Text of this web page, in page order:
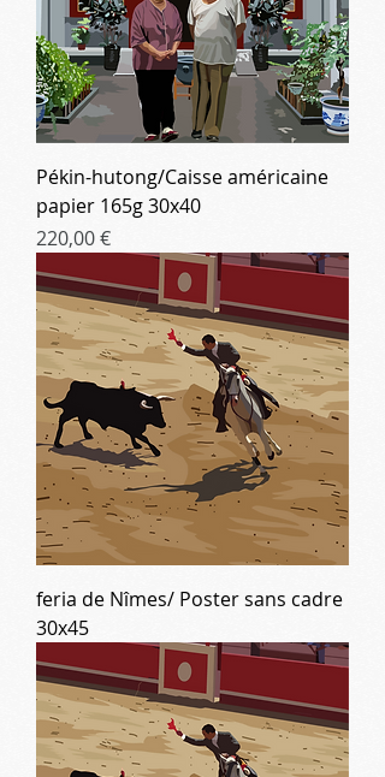
Pékin-hutong/Caisse américaine
papier 165g 30x40
Prix
220,00 €
feria de Nîmes/ Poster sans cadre
30x45